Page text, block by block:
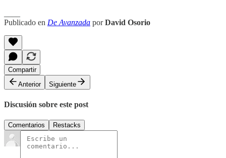
Publicado en De Avanzada porDavid Osorio
Compartir
Anterior
Siguiente
Discusión sobre este post
Comentarios Restacks